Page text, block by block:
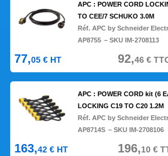
APC : POWER CORD
TO CEE/7 SCHUKO 3.0M
Réf. APC by Schneider
AP8755 – SKU IM-2708113
77,05 € HT 92,46€
APC : POWER CORD kit (6
LOCKING C19 TO C20 1.2M
Réf. APC by Schneider
AP8714S – SKU IM-2708106
163,42 € HT 196,10€